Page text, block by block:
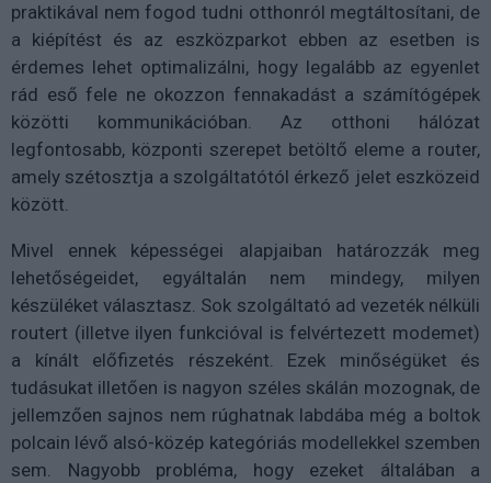
praktikával nem fogod tudni otthonról megtáltosítani, de
a kiépítést és az eszközparkot ebben az esetben is
érdemes lehet optimalizálni, hogy legalább az egyenlet
rád eső fele ne okozzon fennakadást a számítógépek
közötti kommunikációban. Az otthoni hálózat
legfontosabb, központi szerepet betöltő eleme a router,
amely szétosztja a szolgáltatótól érkező jelet eszközeid
között.
Mivel ennek képességei alapjaiban határozzák meg
lehetőségeidet, egyáltalán nem mindegy, milyen
készüléket választasz. Sok szolgáltató ad vezeték nélküli
routert (illetve ilyen funkcióval is felvértezett modemet)
a kínált előfizetés részeként. Ezek minőségüket és
tudásukat illetően is nagyon széles skálán mozognak, de
jellemzően sajnos nem rúghatnak labdába még a boltok
polcain lévő alsó-közép kategóriás modellekkel szemben
sem. Nagyobb probléma, hogy ezeket általában a